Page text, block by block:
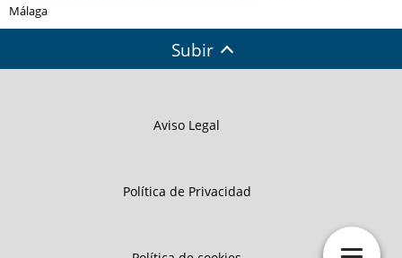
Málaga
Subir
Aviso Legal
Política de Privacidad